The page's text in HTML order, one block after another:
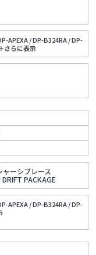
APEXA /DP-B324RA /DP-
さらに表⽰
ーシブレース
PACKAGE
APEXA /DP-B324RA /DP-